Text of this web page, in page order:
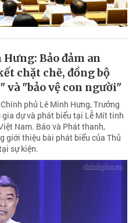
Bảo đảm an
chặt chẽ, đồng bộ
và "bảo vệ con người"
phủ Lê Minh Hưng, Trưởng
dự và phát biểu tại Lễ Mít tinh
Nam. Báo và Phát thanh,
giới thiệu bài phát biểu của Thủ
sự kiện.